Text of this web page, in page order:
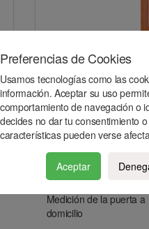
cedro 2
Medición de la puerta a
domicilio
Preferencias de Cookies
Usamos tecnologías como las
información. Aceptar su uso
comportamiento de navegación o
decides no dar tu consentimiento
características pueden verse
Aceptar